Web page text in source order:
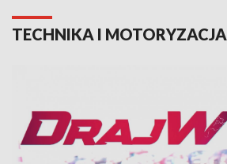
TECHNIKA I MOTORYZACJA